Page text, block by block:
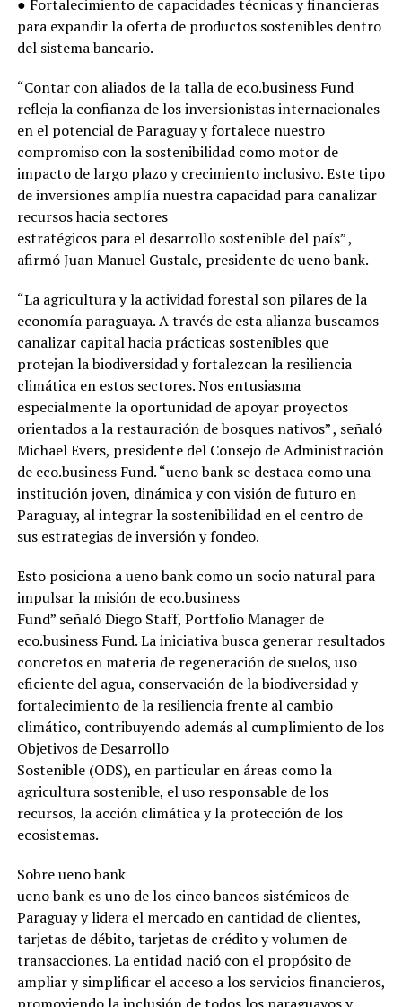
● Fortalecimiento de capacidades técnicas y financieras
para expandir la oferta de productos sostenibles dentro
del sistema bancario.
“Contar con aliados de la talla de eco.business Fund
refleja la confianza de los inversionistas internacionales
en el potencial de Paraguay y fortalece nuestro
compromiso con la sostenibilidad como motor de
impacto de largo plazo y crecimiento inclusivo. Este tipo
de inversiones amplía nuestra capacidad para canalizar
recursos hacia sectores
estratégicos para el desarrollo sostenible del país” ,
afirmó Juan Manuel Gustale, presidente de ueno bank.
“La agricultura y la actividad forestal son pilares de la
economía paraguaya. A través de esta alianza buscamos
canalizar capital hacia prácticas sostenibles que
protejan la biodiversidad y fortalezcan la resiliencia
climática en estos sectores. Nos entusiasma
especialmente la oportunidad de apoyar proyectos
orientados a la restauración de bosques nativos” , señaló
Michael Evers, presidente del Consejo de Administración
de eco.business Fund. “ueno bank se destaca como una
institución joven, dinámica y con visión de futuro en
Paraguay, al integrar la sostenibilidad en el centro de
sus estrategias de inversión y fondeo.
Esto posiciona a ueno bank como un socio natural para
impulsar la misión de eco.business
Fund” señaló Diego Staff, Portfolio Manager de
eco.business Fund. La iniciativa busca generar resultados
concretos en materia de regeneración de suelos, uso
eficiente del agua, conservación de la biodiversidad y
fortalecimiento de la resiliencia frente al cambio
climático, contribuyendo además al cumplimiento de los
Objetivos de Desarrollo
Sostenible (ODS), en particular en áreas como la
agricultura sostenible, el uso responsable de los
recursos, la acción climática y la protección de los
ecosistemas.
Sobre ueno bank
ueno bank es uno de los cinco bancos sistémicos de
Paraguay y lidera el mercado en cantidad de clientes,
tarjetas de débito, tarjetas de crédito y volumen de
transacciones. La entidad nació con el propósito de
ampliar y simplificar el acceso a los servicios financieros,
promoviendo la inclusión de todos los paraguayos y